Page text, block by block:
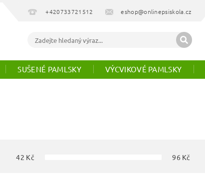
+420733721512 eshop@onlinepsiskola.cz
SUŠENÉ PAMLSKY VÝCVIKOVÉ PAMLSKY
42 Kč 96 Kč